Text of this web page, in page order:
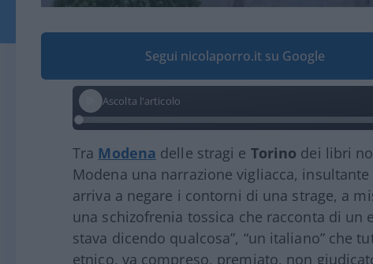
Segui nicolaporro.it su Google
Ascolta l'articolo
Tra Modena delle stragi e Torino dei libri
Modena una narrazione vigliacca,
arriva a negare i contorni di una strage, a
una schizofrenia tossica che racconta di un
stava dicendo qualcosa”, “un italiano” che
etnico, va compreso, premiato, non